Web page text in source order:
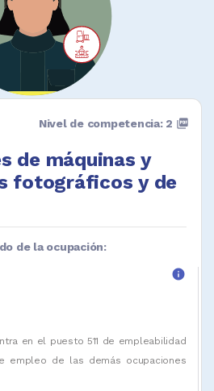
de máquinas y
fotográficos y de
Nivel de competencia: 2 picture_as_pdf
de la ocupación:
info
en el puesto 511 de empleabilidad
empleo de las demás ocupaciones